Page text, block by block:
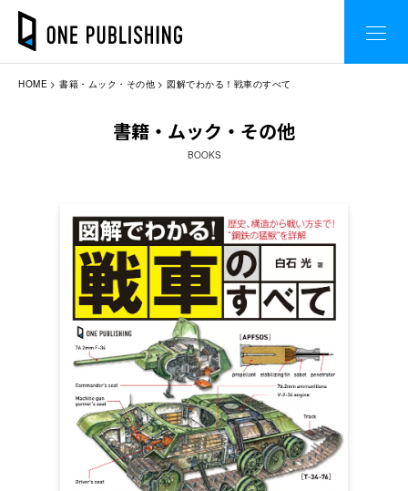
HOME 書籍・ムック・その他 図解でわかる！戦車のすべて
書籍・ムック・その他
BOOKS